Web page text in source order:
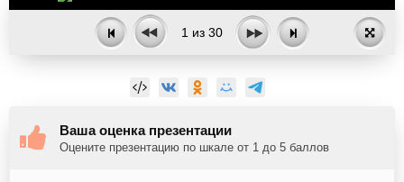
1 из 30
Ваша оценка презентации
Оцените презентацию по шкале от 1 до 5 баллов